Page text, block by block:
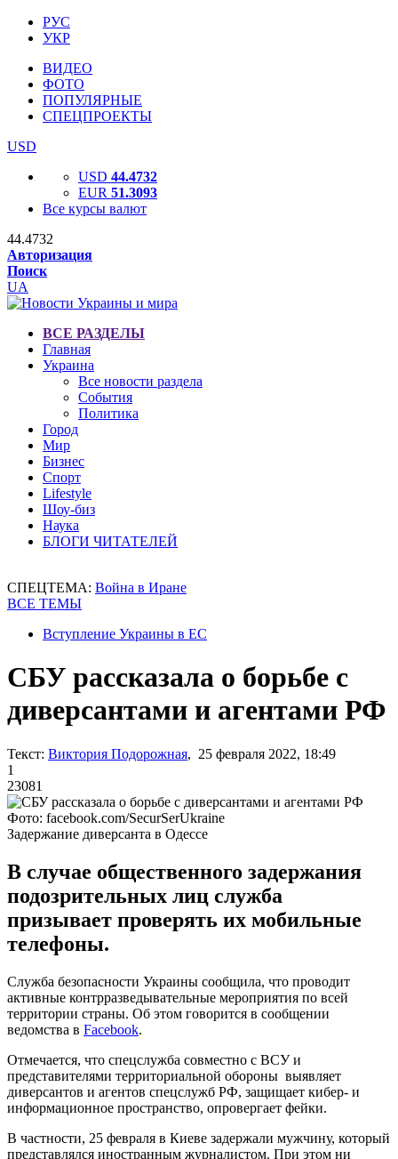
РУС
УКР
ВИДЕО
ФОТО
ПОПУЛЯРНЫЕ
СПЕЦПРОЕКТЫ
USD
USD 44.4732
EUR 51.3093
Все курсы валют
44.4732
Авторизация
Поиск
UA
ВСЕ РАЗДЕЛЫ
Главная
Украина
Все новости раздела
События
Политика
Город
Мир
Бизнес
Спорт
Lifestyle
Шоу-биз
Наука
БЛОГИ ЧИТАТЕЛЕЙ
СПЕЦТЕМА: Война в Иране
ВСЕ ТЕМЫ
Вступление Украины в ЕС
СБУ рассказала о борьбе с
диверсантами и агентами РФ
Текст: Виктория Подорожная, 25 февраля 2022, 18:49
1
23081
Фото: facebook.com/SecurSerUkraine
Задержание диверсанта в Одессе
В случае общественного задержания
подозрительных лиц служба
призывает проверять их мобильные
телефоны.
Служба безопасности Украины сообщила, что проводит
активные контрразведывательные мероприятия по всей
территории страны. Об этом говорится в сообщении
ведомства в Facebook.
Отмечается, что спецслужба совместно с ВСУ и
представителями территориальной обороны выявляет
диверсантов и агентов спецслужб РФ, защищает кибер- и
информационное пространство, опровергает фейки.
В частности, 25 февраля в Киеве задержали мужчину, который
представлялся иностранным журналистом. При этом ни